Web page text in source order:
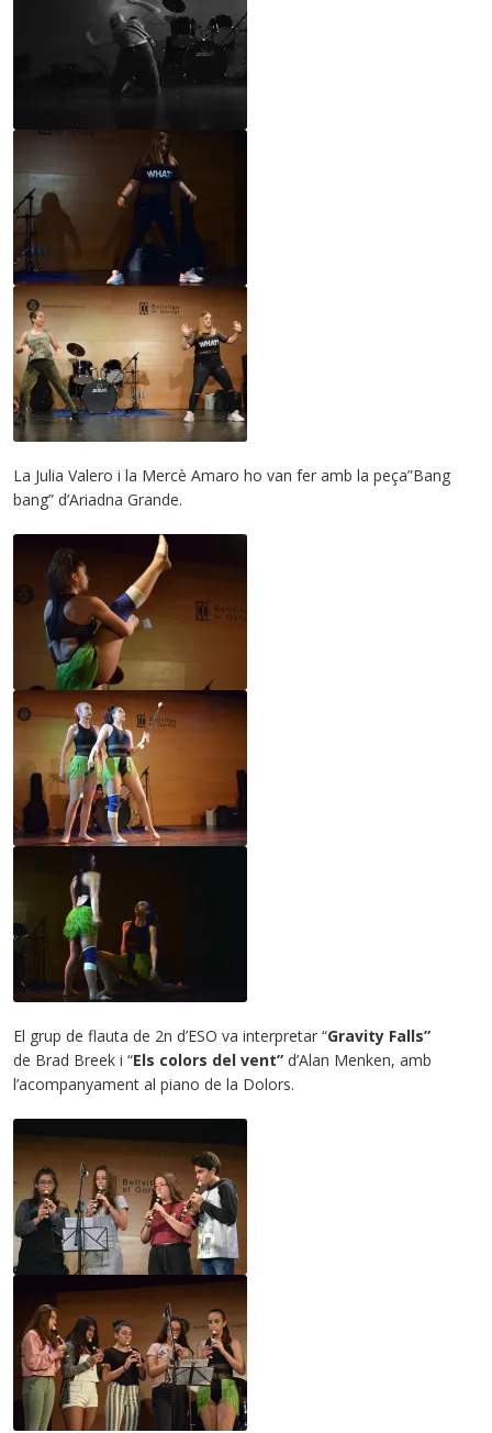
La Julia Valero i la Mercè Amaro ho van fer amb la peça”Bang
bang” d’Ariadna Grande.
El grup de flauta de 2n d’ESO va interpretar “Gravity Falls”
de Brad Breek i “Els colors del vent” d’Alan Menken, amb
l’acompanyament al piano de la Dolors.